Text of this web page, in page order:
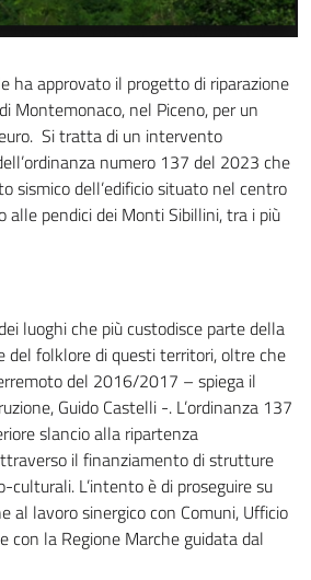
ha approvato il progetto di riparazione
Montemonaco, nel Piceno, per un
Si tratta di un intervento
numero 137 del 2023 che
sismico dell’edificio situato nel centro
alle pendici dei Monti Sibillini, tra i più
luoghi che più custodisce parte della
del folklore di questi territori, oltre che
del 2016/2017 – spiega il
Guido Castelli -. L’ordinanza 137
slancio alla ripartenza
il finanziamento di strutture
culturali. L’intento è di proseguire su
al lavoro sinergico con Comuni, Ufficio
con la Regione Marche guidata dal